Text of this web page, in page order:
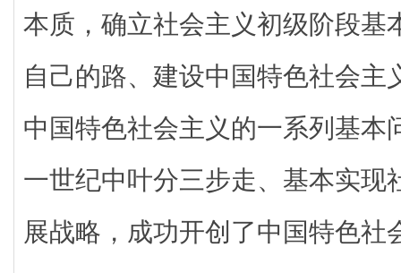
本质，确立社会主义初级阶段基
自己的路、建设中国特色社会主
中国特色社会主义的一系列基本
一世纪中叶分三步走、基本实现
展战略，成功开创了中国特色社